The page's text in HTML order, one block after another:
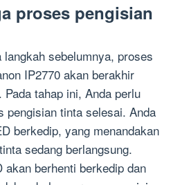
proses pengisian
sebelumnya, proses
IP2770 akan berakhir
tahap ini, Anda perlu
pengisian tinta selesai. Anda
berkedip, yang menandakan
sedang berlangsung.
berhenti berkedip dan